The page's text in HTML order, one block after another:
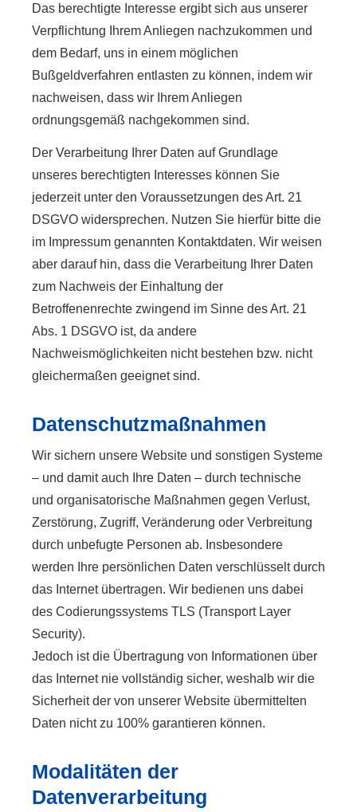
Das berechtigte Interesse ergibt sich aus unserer
Verpflichtung Ihrem Anliegen nachzukommen und
dem Bedarf, uns in einem möglichen
Bußgeldverfahren entlasten zu können, indem wir
nachweisen, dass wir Ihrem Anliegen
ordnungsgemäß nachgekommen sind.
Der Verarbeitung Ihrer Daten auf Grundlage
unseres berechtigten Interesses können Sie
jederzeit unter den Voraussetzungen des Art. 21
DSGVO widersprechen. Nutzen Sie hierfür bitte die
im Impressum genannten Kontaktdaten. Wir weisen
aber darauf hin, dass die Verarbeitung Ihrer Daten
zum Nachweis der Einhaltung der
Betroffenenrechte zwingend im Sinne des Art. 21
Abs. 1 DSGVO ist, da andere
Nachweismöglichkeiten nicht bestehen bzw. nicht
gleichermaßen geeignet sind.
Datenschutzmaßnahmen
Wir sichern unsere Website und sonstigen Systeme
– und damit auch Ihre Daten – durch technische
und organisatorische Maßnahmen gegen Verlust,
Zerstörung, Zugriff, Veränderung oder Verbreitung
durch unbefugte Per­sonen ab. Insbesondere
werden Ihre persönlichen Daten verschlüsselt durch
das Internet übertragen. Wir bedienen uns dabei
des Codierungssystems TLS (Transport Layer
Security).
Jedoch ist die Übertragung von Informationen über
das Internet nie vollständig sicher, weshalb wir die
Sicherheit der von unserer Website übermittelten
Daten nicht zu 100% garantieren können.
Modalitäten der
Datenverarbeitung